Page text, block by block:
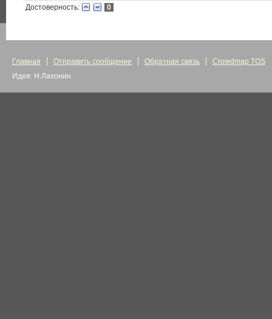
Достоверность: 0
Главная Отправить сообщение Обратная связь
Crowdmap TOS
Идея: Н.Лахонин